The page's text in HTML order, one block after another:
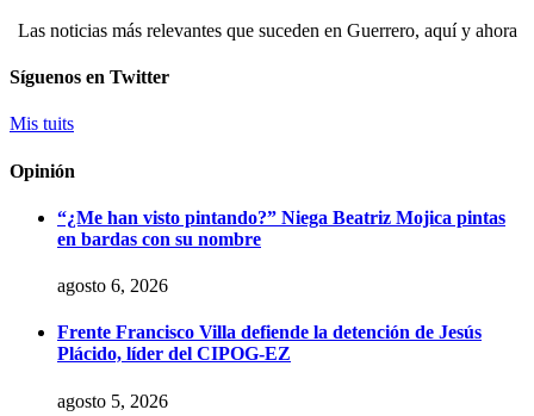
Las noticias más relevantes que suceden en Guerrero, aquí y ahora
Síguenos en Twitter
Mis tuits
Opinión
“¿Me han visto pintando?” Niega Beatriz Mojica pintas
en bardas con su nombre
agosto 6, 2026
Frente Francisco Villa defiende la detención de Jesús
Plácido, líder del CIPOG-EZ
agosto 5, 2026